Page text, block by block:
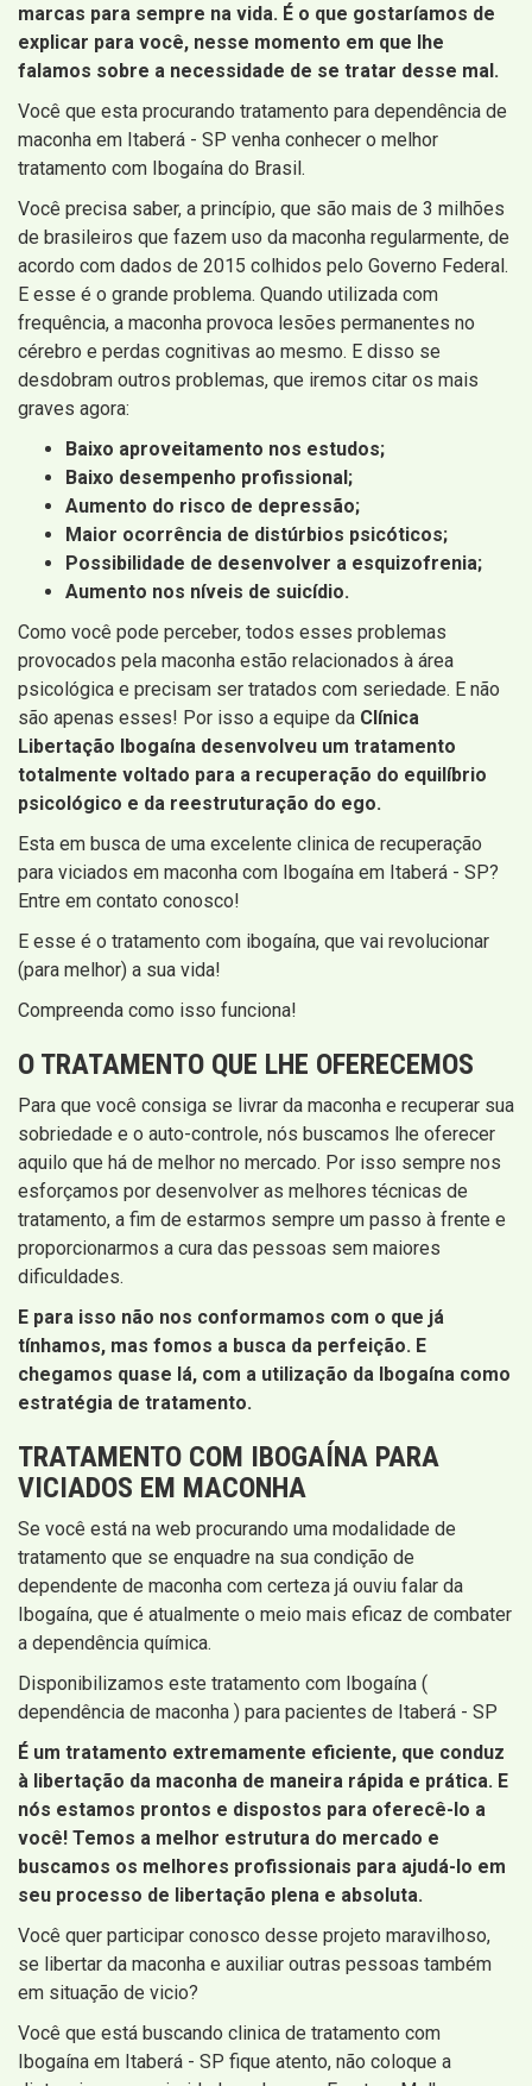
marcas para sempre na vida. É o que gostaríamos de
explicar para você, nesse momento em que lhe
falamos sobre a necessidade de se tratar desse mal.
Você que esta procurando tratamento para dependência de
maconha em Itaberá - SP venha conhecer o melhor
tratamento com Ibogaína do Brasil.
Você precisa saber, a princípio, que são mais de 3 milhões
de brasileiros que fazem uso da maconha regularmente, de
acordo com dados de 2015 colhidos pelo Governo Federal.
E esse é o grande problema. Quando utilizada com
frequência, a maconha provoca lesões permanentes no
cérebro e perdas cognitivas ao mesmo. E disso se
desdobram outros problemas, que iremos citar os mais
graves agora:
Baixo aproveitamento nos estudos;
Baixo desempenho profissional;
Aumento do risco de depressão;
Maior ocorrência de distúrbios psicóticos;
Possibilidade de desenvolver a esquizofrenia;
Aumento nos níveis de suicídio.
Como você pode perceber, todos esses problemas
provocados pela maconha estão relacionados à área
psicológica e precisam ser tratados com seriedade. E não
são apenas esses! Por isso a equipe da Clínica
Libertação Ibogaína desenvolveu um tratamento
totalmente voltado para a recuperação do equilíbrio
psicológico e da reestruturação do ego.
Esta em busca de uma excelente clinica de recuperação
para viciados em maconha com Ibogaína em Itaberá - SP?
Entre em contato conosco!
E esse é o tratamento com ibogaína, que vai revolucionar
(para melhor) a sua vida!
Compreenda como isso funciona!
O TRATAMENTO QUE LHE OFERECEMOS
Para que você consiga se livrar da maconha e recuperar sua
sobriedade e o auto-controle, nós buscamos lhe oferecer
aquilo que há de melhor no mercado. Por isso sempre nos
esforçamos por desenvolver as melhores técnicas de
tratamento, a fim de estarmos sempre um passo à frente e
proporcionarmos a cura das pessoas sem maiores
dificuldades.
E para isso não nos conformamos com o que já
tínhamos, mas fomos a busca da perfeição. E
chegamos quase lá, com a utilização da Ibogaína como
estratégia de tratamento.
TRATAMENTO COM IBOGAÍNA PARA
VICIADOS EM MACONHA
Se você está na web procurando uma modalidade de
tratamento que se enquadre na sua condição de
dependente de maconha com certeza já ouviu falar da
Ibogaína, que é atualmente o meio mais eficaz de combater
a dependência química.
Disponibilizamos este tratamento com Ibogaína (
dependência de maconha ) para pacientes de Itaberá - SP
É um tratamento extremamente eficiente, que conduz
à libertação da maconha de maneira rápida e prática. E
nós estamos prontos e dispostos para oferecê-lo a
você! Temos a melhor estrutura do mercado e
buscamos os melhores profissionais para ajudá-lo em
seu processo de libertação plena e absoluta.
Você quer participar conosco desse projeto maravilhoso,
se libertar da maconha e auxiliar outras pessoas também
em situação de vicio?
Você que está buscando clinica de tratamento com
Ibogaína em Itaberá - SP fique atento, não coloque a